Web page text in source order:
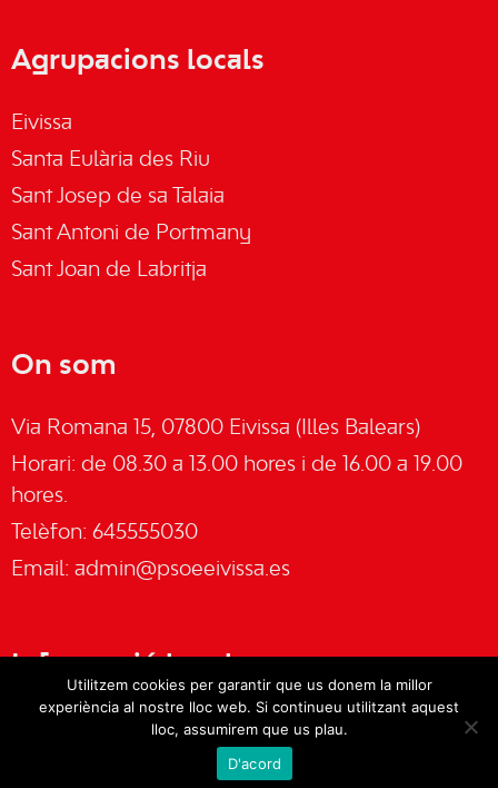
Agrupacions locals
Eivissa
Santa Eulària des Riu
Sant Josep de sa Talaia
Sant Antoni de Portmany
Sant Joan de Labritja
On som
Via Romana 15, 07800 Eivissa (Illes Balears)
Horari: de 08.30 a 13.00 hores i de 16.00 a 19.00
hores.
Telèfon: 645555030
Email: admin@psoeeivissa.es
Informació legal
Utilitzem cookies per garantir que us donem la millor
experiència al nostre lloc web. Si continueu utilitzant aquest
lloc, assumirem que us plau.
D'acord